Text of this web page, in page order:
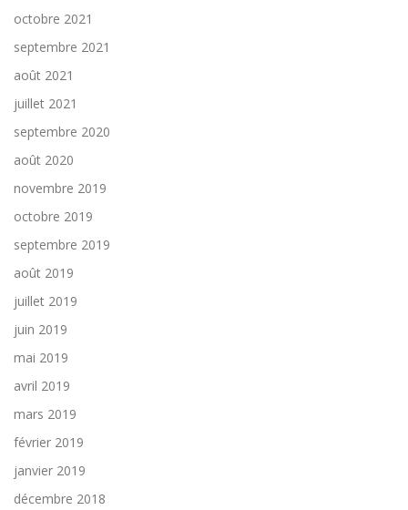
octobre 2021
septembre 2021
août 2021
juillet 2021
septembre 2020
août 2020
novembre 2019
octobre 2019
septembre 2019
août 2019
juillet 2019
juin 2019
mai 2019
avril 2019
mars 2019
février 2019
janvier 2019
décembre 2018